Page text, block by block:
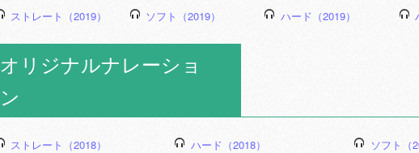
ストレート（2019） ソフト（2019） ハード（2019）
オリジナルナレーショ
ン
ストレート（2018） ハード（2018）
ソフト（